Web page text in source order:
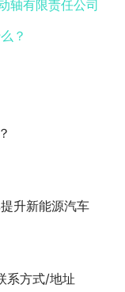
轴有限责任公司
？
升新能源汽车
系方式/地址